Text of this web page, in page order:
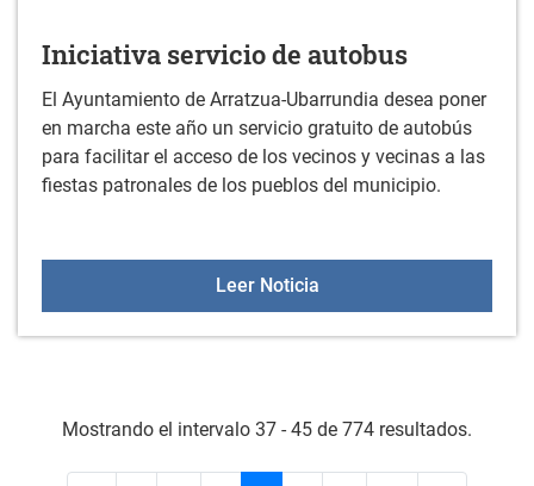
Iniciativa servicio de autobus
El Ayuntamiento de Arratzua-Ubarrundia desea poner
en marcha este año un servicio gratuito de autobús
para facilitar el acceso de los vecinos y vecinas a las
fiestas patronales de los pueblos del municipio.
Leer NoticiaIniciativa servicio de
Mostrando el intervalo 37 - 45 de 774 resultados.